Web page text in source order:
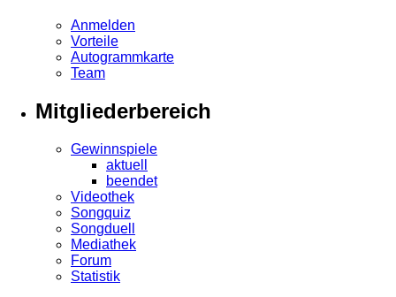
Anmelden
Vorteile
Autogrammkarte
Team
Mitgliederbereich
Gewinnspiele
aktuell
beendet
Videothek
Songquiz
Songduell
Mediathek
Forum
Statistik